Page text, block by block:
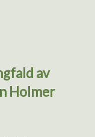
av
Holmer